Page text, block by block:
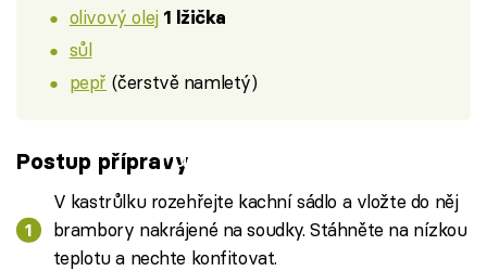
olivový olej 1 lžička
sůl
pepř (čerstvě namletý)
Failed to fetch
Postup přípravy
V kastrůlku rozehřejte kachní sádlo a vložte do něj
brambory nakrájené na soudky. Stáhněte na nízkou
teplotu a nechte konfitovat.